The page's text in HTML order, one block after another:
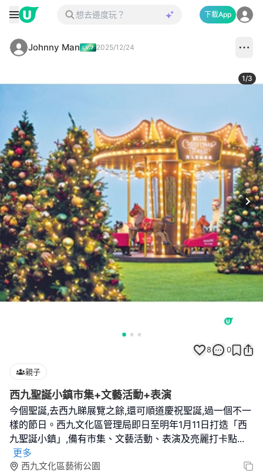
下載App
Johnny Man 2025/12/24
1/3
8 0
親子
西九聖誕小鎮市集+文藝活動+表演
今個聖誕,去西九睇展覽之餘,還可順道慶祝聖誕,過一個不一
樣的節日。西九文化區管理局即日至明年1月11日打造「西
九聖誕小鎮」,備有市集、文藝活動、表演及亮麗打卡點...
更多
西九文化區藝術公園